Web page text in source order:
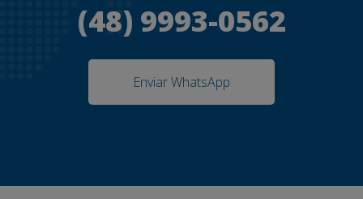
(48) 9993-0562
Enviar WhatsApp